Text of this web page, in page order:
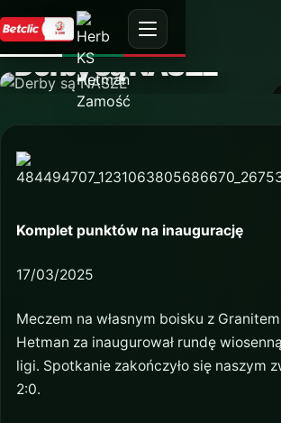
AKTUALNOŚĆ
Derby są NASZE
Komplet punktów na inaugurację
17/03/2025
Meczem na własnym boisku z
Hetman za inaugurował rundę
ligi. Spotkanie zakończyło się naszym
2:0.